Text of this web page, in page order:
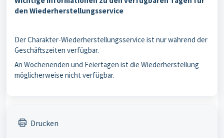
den Wiederherstellungsservice
Der Charakter-Wiederherstellungsservice ist nur während der
Geschäftszeiten verfügbar.
An Wochenenden und Feiertagen ist die Wiederherstellung
möglicherweise nicht verfügbar.
Drucken